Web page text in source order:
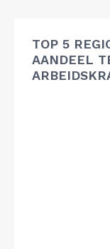
TOP 5
AANDEEL